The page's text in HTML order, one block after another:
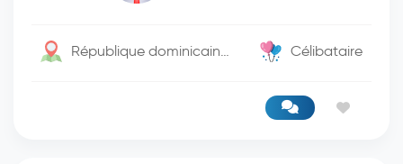
République dominicaine / Barahona Célibataire